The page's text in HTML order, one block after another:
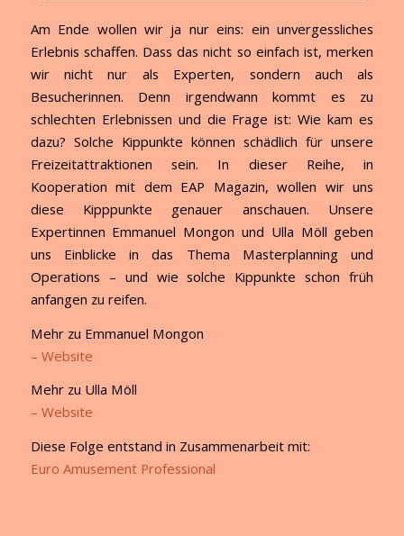
Am Ende wollen wir ja nur eins: ein unvergessliches
Erlebnis schaffen. Dass das nicht so einfach ist, merken
wir nicht nur als Experten, sondern auch als
Besucherinnen. Denn irgendwann kommt es zu
schlechten Erlebnissen und die Frage ist: Wie kam es
dazu? Solche Kippunkte können schädlich für unsere
Freizeitattraktionen sein. In dieser Reihe, in
Kooperation mit dem EAP Magazin, wollen wir uns
diese Kipppunkte genauer anschauen. Unsere
Expertinnen Emmanuel Mongon und Ulla Möll geben
uns Einblicke in das Thema Masterplanning und
Operations – und wie solche Kippunkte schon früh
anfangen zu reifen.
Mehr zu Emmanuel Mongon
– Website
Mehr zu Ulla Möll
– Website
Diese Folge entstand in Zusammenarbeit mit:
Euro Amusement Professional